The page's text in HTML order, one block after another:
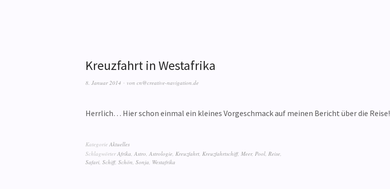
Kreuzfahrt in Westafrika
8. Januar 2014 von cn@creative-navigation.de
Herrlich… Hier schon einmal ein kleines Vorgeschmack auf meinen Bericht über die Reise!
Kategorie Aktuelles
SchlagwörterAfrika, Astro, Astrologie, Kreuzfahrt, Kreuzfahrtschiff, Meer, Pool, Reise,
Safari, Schiff, Schön, Sonja, Westafrika